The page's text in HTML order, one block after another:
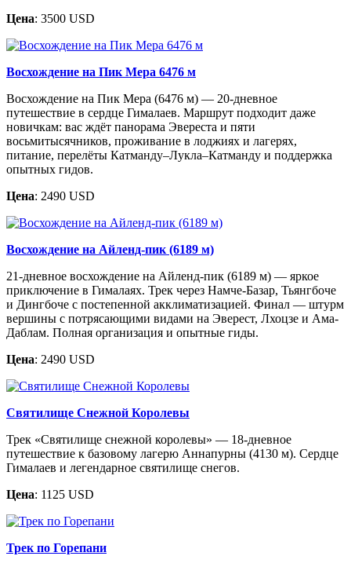
Цена: 3500 USD
Восхождение на Пик Мера 6476 м
Восхождение на Пик Мера (6476 м) — 20-дневное
путешествие в сердце Гималаев. Маршрут подходит даже
новичкам: вас ждёт панорама Эвереста и пяти
восьмитысячников, проживание в лоджиях и лагерях,
питание, перелёты Катманду–Лукла–Катманду и поддержка
опытных гидов.
Цена: 2490 USD
Восхождение на Айленд-пик (6189 м)
21-дневное восхождение на Айленд-пик (6189 м) — яркое
приключение в Гималаях. Трек через Намче-Базар, Тьянгбоче
и Дингбоче с постепенной акклиматизацией. Финал — штурм
вершины с потрясающими видами на Эверест, Лхоцзе и Ама-
Даблам. Полная организация и опытные гиды.
Цена: 2490 USD
Святилище Снежной Королевы
Трек «Святилище снежной королевы» — 18-дневное
путешествие к базовому лагерю Аннапурны (4130 м). Сердце
Гималаев и легендарное святилище снегов.
Цена: 1125 USD
Трек по Горепани